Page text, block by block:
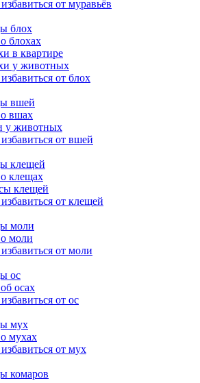
от муравьёв
блох
блохах
в квартире
у животных
от блох
вшей
вшах
у животных
от вшей
клещей
клещах
клещей
от клещей
моли
моли
от моли
ос
осах
от ос
мух
мухах
от мух
комаров